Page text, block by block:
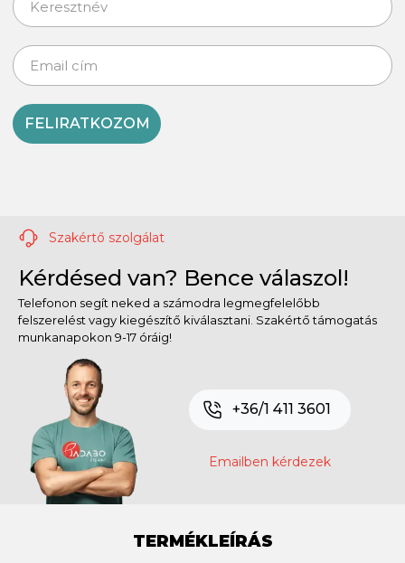
FELIRATKOZOM
Szakértő szolgálat
Kérdésed van? Bence válaszol!
Telefonon segít neked a számodra legmegfelelőbb
felszerelést vagy kiegészítő kiválasztani. Szakértő támogatás
munkanapokon 9-17 óráig!
+36/1 411 3601
Emailben kérdezek
TERMÉKLEÍRÁS